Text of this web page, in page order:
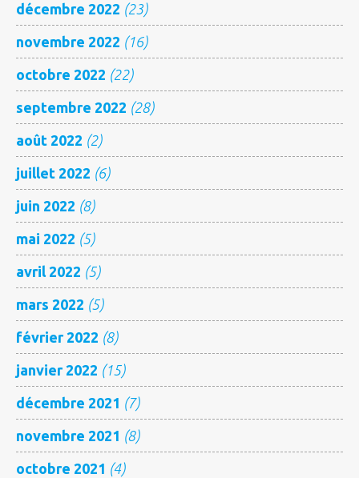
décembre 2022 (23)
novembre 2022 (16)
octobre 2022 (22)
septembre 2022 (28)
août 2022 (2)
juillet 2022 (6)
juin 2022 (8)
mai 2022 (5)
avril 2022 (5)
mars 2022 (5)
février 2022 (8)
janvier 2022 (15)
décembre 2021 (7)
novembre 2021 (8)
octobre 2021 (4)